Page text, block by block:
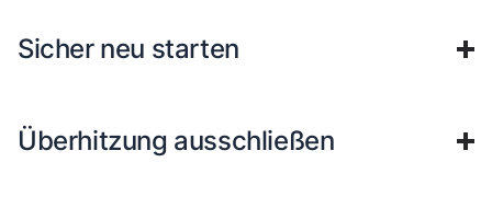
Sicher neu starten
Überhitzung ausschließen